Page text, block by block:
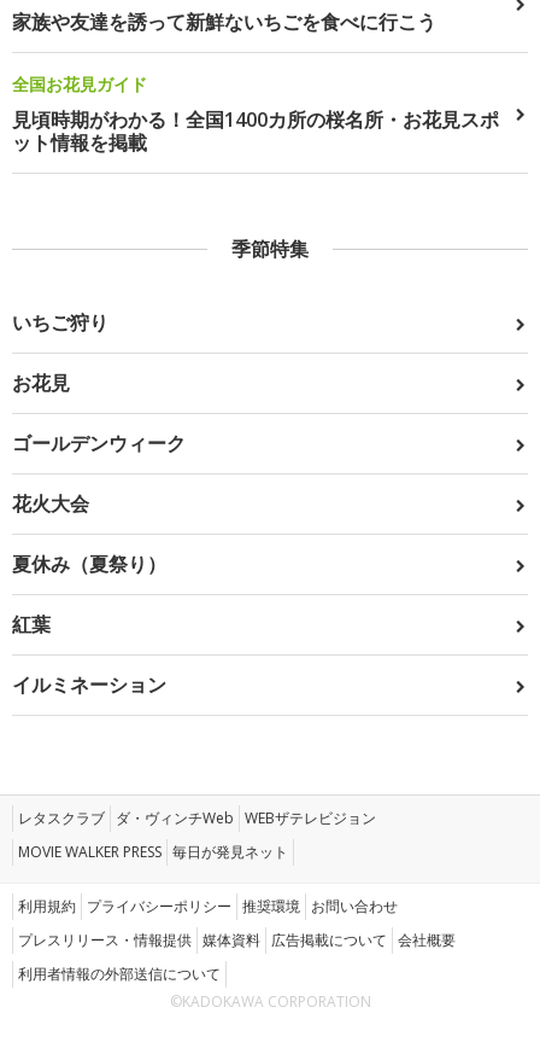
家族や友達を誘って新鮮ないちごを食べに行こう
全国お花見ガイド
見頃時期がわかる！全国1400カ所の桜名所・お花見スポ
ット情報を掲載
季節特集
いちご狩り
お花見
ゴールデンウィーク
花火大会
夏休み（夏祭り）
紅葉
イルミネーション
レタスクラブ ダ・ヴィンチWeb WEBザテレビジョン
MOVIE WALKER PRESS 毎日が発見ネット
利用規約 プライバシーポリシー 推奨環境 お問い合わせ
プレスリリース・情報提供 媒体資料 広告掲載について 会社概要
利用者情報の外部送信について
©KADOKAWA CORPORATION